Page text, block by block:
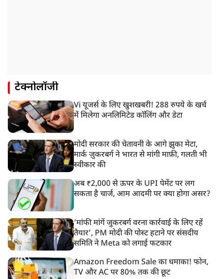
टेक्नोलॉजी
Vi यूजर्स के लिए खुशखबरी! 288 रुपये के खर्च
में मिलेगा अनलिमिटेड कॉलिंग और डेटा
मोदी सरकार की चेतावनी के आगे झुका मेटा,
मार्क ज़ुकरबर्ग ने भारत से मांगी माफ़ी, गलती भी
स्वीकार की
अब ₹2,000 से ऊपर के UPI पेमेंट पर लग
सकता है चार्ज, आम आदमी पर क्या होगा असर?
‘मांफी मांगें जुकरबर्ग वरना कार्रवाई के लिए रहें
तैयार’, PM मोदी की पोस्ट हटाने पर संसदीय
समिति ने Meta को लगाई फटकार
Amazon Freedom Sale का धमाका! फोन,
TV और AC पर 80% तक की छूट